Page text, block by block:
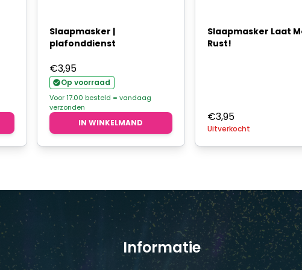
Slaapmasker |
plafonddienst
€3,95
Op voorraad
Voor 17.00 besteld = vandaag
verzonden
IN WINKELMAND
Slaapmasker Laat
Rust!
€3,95
Uitverkocht
Informatie